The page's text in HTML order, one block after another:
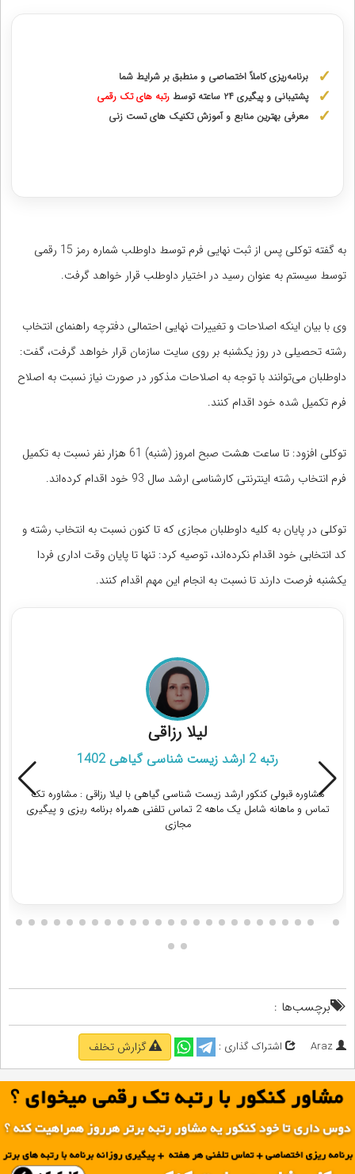
برنامه‌ریزی کاملاً اختصاصی و منطبق بر شرایط شما
پشتیبانی و پیگیری ۲۴ ساعته توسط
رتبه‌ های تک رقمی
معرفی بهترین منابع و آموزش تکنیک های تست زنی
به گفته توکلی پس از ثبت نهایی فرم توسط داوطلب شماره رمز 15 رقمی
توسط سیستم به عنوان رسید در اختیار داوطلب قرار خواهد گرفت.
وی با بیان اینکه اصلاحات و تغییرات نهایی احتمالی دفترچه راهنمای انتخاب
رشته تحصیلی در روز یکشنبه بر روی سایت سازمان قرار خواهد گرفت، گفت:
داوطلبان می‌توانند با توجه به اصلاحات مذکور در صورت نیاز نسبت به اصلاح
فرم تکمیل شده خود اقدام کنند.
توکلی افزود: تا ساعت هشت صبح امروز (شنبه) 61 هزار نفر نسبت به تکمیل
فرم انتخاب رشته اینترنتی کارشناسی ارشد سال 93 خود اقدام کرده‌اند.
توکلی در پایان به کلیه داوطلبان مجازی که تا کنون نسبت به انتخاب رشته و
کد انتخابی خود اقدام نکرده‌اند، توصیه کرد: تنها تا پایان وقت اداری فردا
یکشنبه فرصت دارند تا نسبت به انجام این مهم اقدام کنند.
امیرحسین خسرویان
رتبه 12 دکتری مهندسی معدن 1402
مشاوره قبولی کنکور ارشد و دکتری مهندسی معدن با امیرحسین خسرویان ،
دانشجوی دکتری مهندسی معدن - استخراج : مشاوره تک تماس و ماهانه
شامل برنامه ریزی یک ماهه ( یک جلسه تماس تلفنی+ ارائه برنامه یک
برچسب‌ها :
Araz اشتراک گذاری : گزارش تخلف